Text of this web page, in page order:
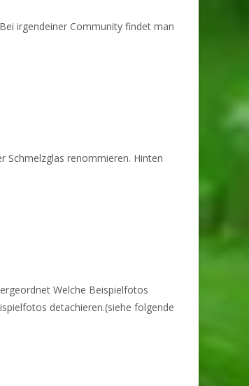
irgendeiner Community findet man
Schmelzglas renommieren. Hinten
Welche Beispielfotos
detachieren.(siehe folgende